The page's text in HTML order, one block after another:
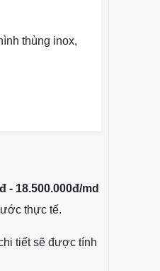
thùng inox,
- 18.500.000đ/md
thực tế.
tiết sẽ được tính